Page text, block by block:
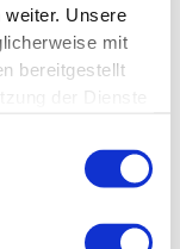
weiter. Unsere
mit
bereitgestellt
ab
Aktivität pro